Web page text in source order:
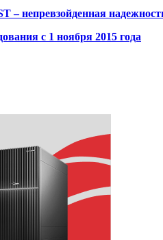
непревзойденная
с 1 ноября 2015 года